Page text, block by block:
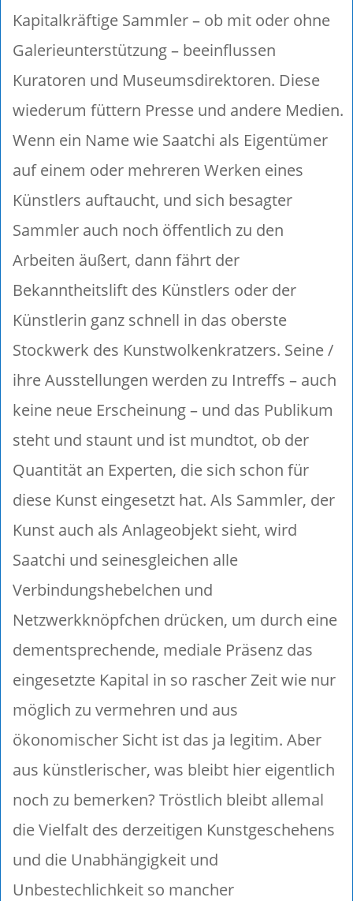
Kapitalkräftige Sammler – ob mit oder ohne
Galerieunterstützung – beeinflussen
Kuratoren und Museumsdirektoren. Diese
wiederum füttern Presse und andere Medien.
Wenn ein Name wie Saatchi als Eigentümer
auf einem oder mehreren Werken eines
Künstlers auftaucht, und sich besagter
Sammler auch noch öffentlich zu den
Arbeiten äußert, dann fährt der
Bekanntheitslift des Künstlers oder der
Künstlerin ganz schnell in das oberste
Stockwerk des Kunstwolkenkratzers. Seine /
ihre Ausstellungen werden zu Intreffs – auch
keine neue Erscheinung – und das Publikum
steht und staunt und ist mundtot, ob der
Quantität an Experten, die sich schon für
diese Kunst eingesetzt hat. Als Sammler, der
Kunst auch als Anlageobjekt sieht, wird
Saatchi und seinesgleichen alle
Verbindungshebelchen und
Netzwerkknöpfchen drücken, um durch eine
dementsprechende, mediale Präsenz das
eingesetzte Kapital in so rascher Zeit wie nur
möglich zu vermehren und aus
ökonomischer Sicht ist das ja legitim. Aber
aus künstlerischer, was bleibt hier eigentlich
noch zu bemerken? Tröstlich bleibt allemal
die Vielfalt des derzeitigen Kunstgeschehens
und die Unabhängigkeit und
Unbestechlichkeit so mancher